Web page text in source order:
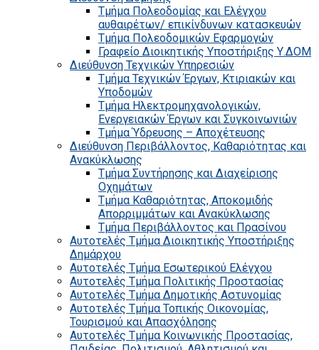
Τμήμα Πολεοδομίας και Ελέγχου
αυθαιρέτων/ επικίνδυνων κατασκευών
Τμήμα Πολεοδομικών Εφαρμογών
Γραφείο Διοικητικής Υποστήριξης Υ.ΔΟΜ
Διεύθυνση Τεχνικών Υπηρεσιών
Τμήμα Τεχνικών Έργων, Κτιριακών και
Υποδομών
Τμήμα Ηλεκτρομηχανολογικών,
Ενεργειακών Έργων και Συγκοινωνιών
Τμήμα Ύδρευσης – Αποχέτευσης
Διεύθυνση Περιβάλλοντος, Καθαριότητας και
Ανακύκλωσης
Τμήμα Συντήρησης και Διαχείρισης
Οχημάτων
Τμήμα Καθαριότητας, Αποκομιδής
Απορριμμάτων και Ανακύκλωσης
Τμήμα Περιβάλλοντος και Πρασίνου
Αυτοτελές Τμήμα Διοικητικής Υποστήριξης
Δημάρχου
Αυτοτελές Τμήμα Εσωτερικού Ελέγχου
Αυτοτελές Τμήμα Πολιτικής Προστασίας
Αυτοτελές Τμήμα Δημοτικής Αστυνομίας
Αυτοτελές Τμήμα Τοπικής Οικονομίας,
Τουρισμού και Απασχόλησης
Αυτοτελές Τμήμα Κοινωνικής Προστασίας,